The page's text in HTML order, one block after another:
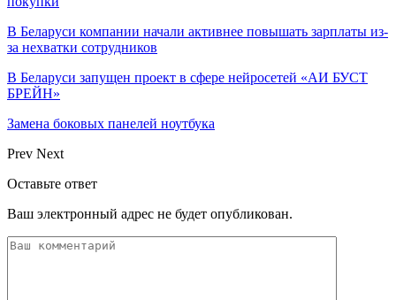
В Беларуси компании начали активнее повышать зарплаты из-
за нехватки сотрудников
В Беларуси запущен проект в сфере нейросетей «АИ БУСТ
БРЕЙН»
Замена боковых панелей ноутбука
Prev Next
Оставьте ответ
Ваш электронный адрес не будет опубликован.